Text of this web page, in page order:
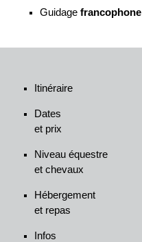
Itinéraire
Dates
et prix
Niveau équestre
et chevaux
Hébergement
et repas
Infos
Guidage francophone